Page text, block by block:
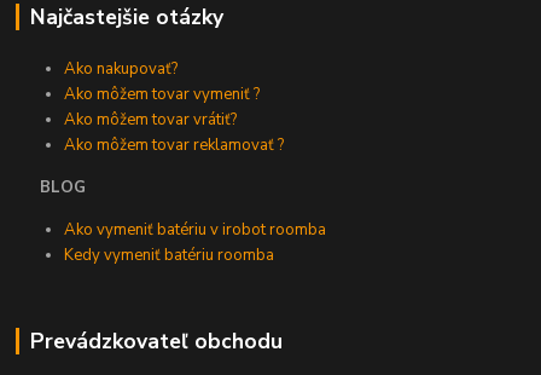
Najčastejšie otázky
Ako nakupovať?
Ako môžem tovar vymeniť ?
Ako môžem tovar vrátiť?
Ako môžem tovar reklamovať ?
BLOG
Ako vymeniť batériu v irobot roomba
Kedy vymeniť batériu roomba
Prevádzkovateľ obchodu